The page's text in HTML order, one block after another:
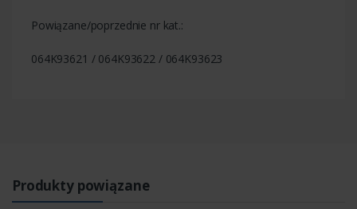
Powiązane/poprzednie nr kat.:
064K93621 / 064K93622 / 064K93623
Produkty powiązane